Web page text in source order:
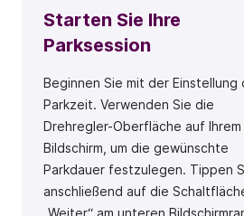
Starten Sie Ihre
Parksession
Beginnen Sie mit der Einstellung
Parkzeit. Verwenden Sie die
Drehregler-Oberfläche auf Ihrem
Bildschirm, um die gewünschte
Parkdauer festzulegen. Tippen
anschließend auf die